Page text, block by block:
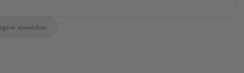
abweichen.